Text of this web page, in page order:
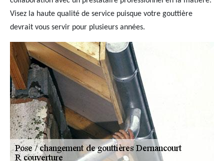
Visez la haute qualité de service puisque votre gouttière
devrait vous servir pour plusieurs années.